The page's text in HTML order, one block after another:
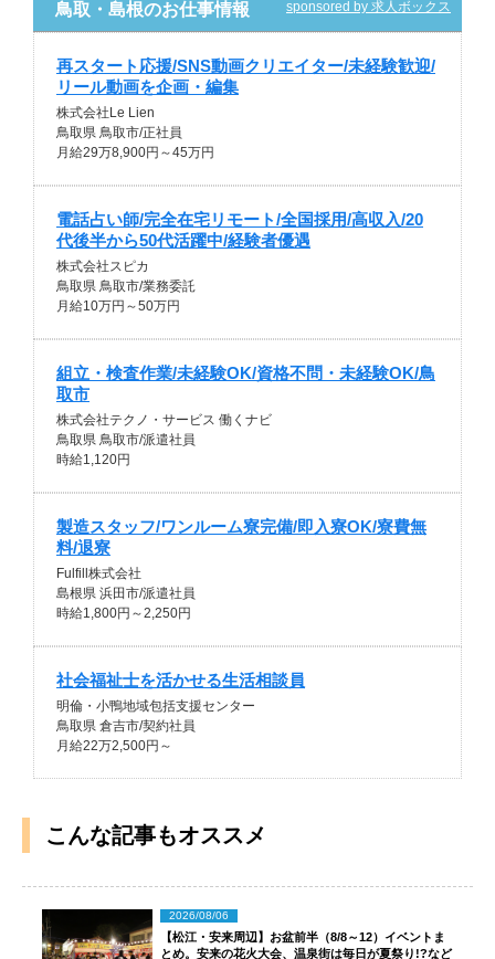
鳥取・島根のお仕事情報 sponsored by 求人ボックス
再スタート応援/SNS動画クリエイター/未経験歓迎/
リール動画を企画・編集
株式会社Le Lien
鳥取県 鳥取市/正社員
月給29万8,900円～45万円
電話占い師/完全在宅リモート/全国採用/高収入/20
代後半から50代活躍中/経験者優遇
株式会社スピカ
鳥取県 鳥取市/業務委託
月給10万円～50万円
組立・検査作業/未経験OK/資格不問・未経験OK/鳥
取市
株式会社テクノ・サービス 働くナビ
鳥取県 鳥取市/派遣社員
時給1,120円
製造スタッフ/ワンルーム寮完備/即入寮OK/寮費無
料/退寮
Fulfill株式会社
島根県 浜田市/派遣社員
時給1,800円～2,250円
社会福祉士を活かせる生活相談員
明倫・小鴨地域包括支援センター
鳥取県 倉吉市/契約社員
月給22万2,500円～
こんな記事もオススメ
2026/08/06
【松江・安来周辺】お盆前半（8/8～12）イベントま
とめ。安来の花火大会、温泉街は毎日が夏祭り!?など